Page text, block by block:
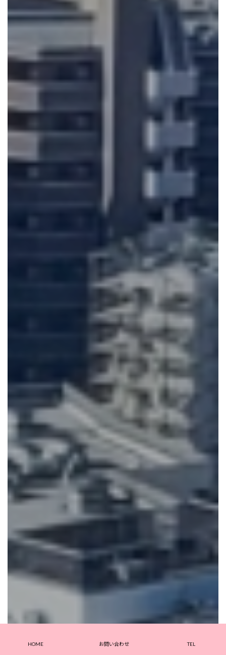
HOME お問い合わせ TEL